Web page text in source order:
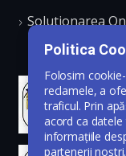
Solutionarea
Politica
Folosim
reclamele, a
traficul. Prin
acord ca
informațiile
partenerii